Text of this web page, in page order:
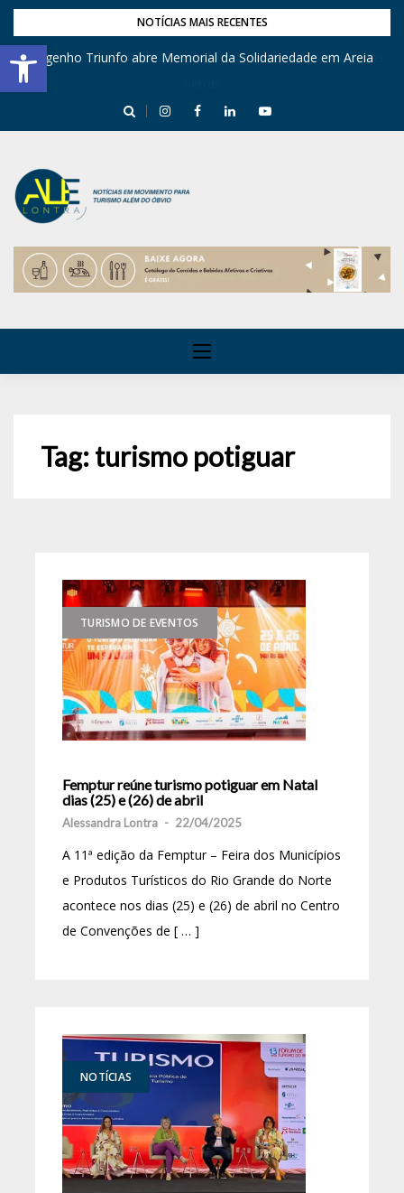
Barra de Ferramentas Aberta
NOTÍCIAS MAIS RECENTES
Engenho Triunfo abre Memorial da Solidariedade em Areia
Tag:turismo potiguar
TURISMO DE EVENTOS
Femptur reúne turismo potiguar em Natal
dias (25) e (26) de abril
Alessandra Lontra - 22/04/2025
A 11ª edição da Femptur – Feira dos Municípios
e Produtos Turísticos do Rio Grande do Norte
acontece nos dias (25) e (26) de abril no Centro
de Convenções de [ … ]
NOTÍCIAS